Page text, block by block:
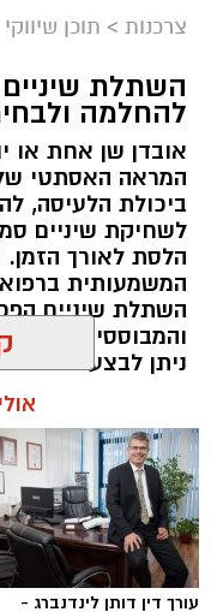
צרכנות > תוכן שיווקי
השתלת
להחלמה
אובדן שן אחת או
המראה האסתטי של
ביכולת הלעיסה,
לשחיקת שיניים
הלסת לאורך
המשמעותית
השתלת שיניים
והמבוססים ביותר
ניתן לבצע
בהדמיות תלת-
בצורה ממוחשבת
אישי לכל מטופל.
תלויה רק בהליך
מוקדם, בבחירת
הוראות הטיפול
להאזנה לתוכן:
עורך דין דותן לינדנברג -